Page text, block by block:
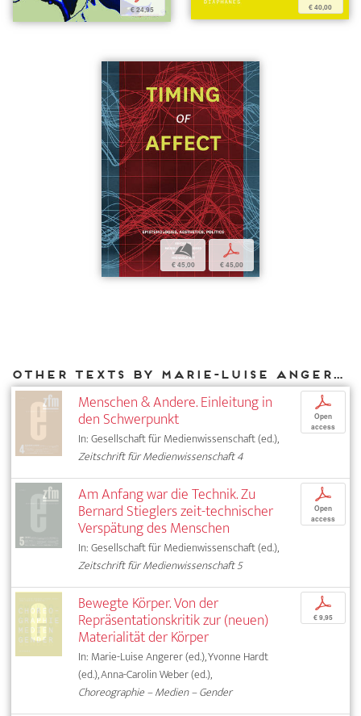
€ 24,95 € 40,00
b
€ 45,00
p
€ 45,00
Other texts by Marie-Luise Angerer for DIAPHANES
Menschen & Andere. Einleitung in
den Schwerpunkt
In: Gesellschaft für Medienwissenschaft (ed.),
Zeitschrift für Medienwissenschaft 4
p
Open
access
Am Anfang war die Technik. Zu
Bernard Stieglers zeit-technischer
Verspätung des Menschen
In: Gesellschaft für Medienwissenschaft (ed.),
Zeitschrift für Medienwissenschaft 5
p
Open
access
Bewegte Körper. Von der
Repräsentationskritik zur (neuen)
Materialität der Körper
In: Marie-Luise Angerer (ed.), Yvonne Hardt
(ed.), Anna-Carolin Weber (ed.),
Choreographie – Medien – Gender
p
€ 9,95